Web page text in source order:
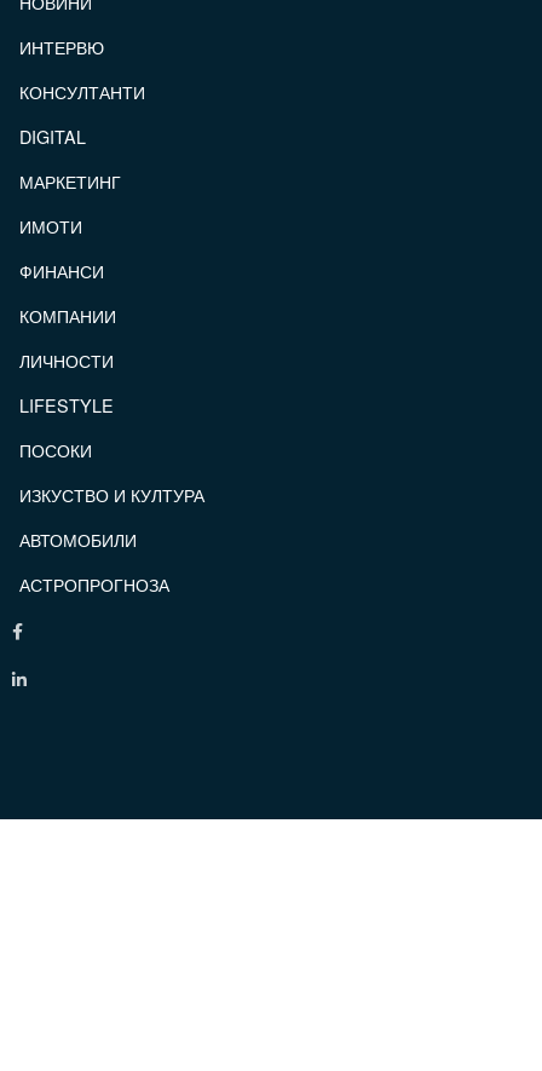
ИНТЕРВЮ
КОНСУЛТАНТИ
DIGITAL
МАРКЕТИНГ
ИМОТИ
ФИНАНСИ
КОМПАНИИ
ЛИЧНОСТИ
LIFESTYLE
ПОСОКИ
ИЗКУСТВО И КУЛТУРА
АВТОМОБИЛИ
АСТРОПРОГНОЗА